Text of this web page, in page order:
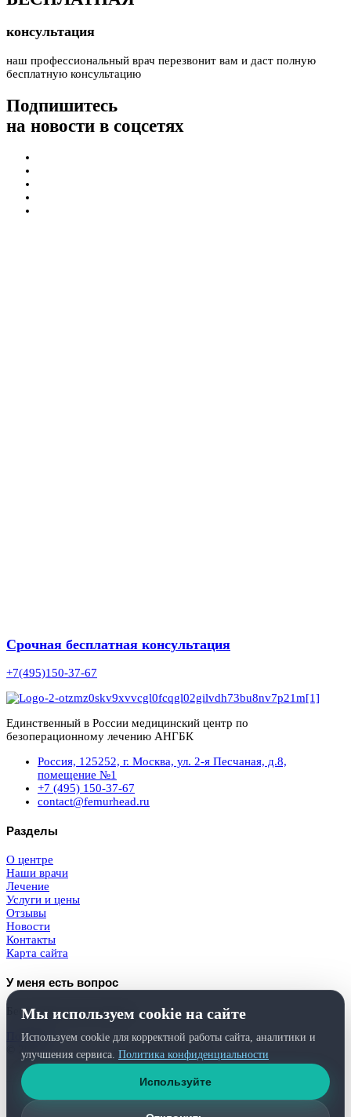
консультация
наш профессиональный врач перезвонит вам и даст полную
бесплатную консультацию
Подпишитесь
на новости в соцсетях
Срочная бесплатная консультация
+7(495)150-37-67
Единственный в России медицинский центр по
безоперационному лечению АНГБК
Россия, 125252, г. Москва, ул. 2-я Песчаная, д.8,
помещение №1
+7 (495) 150-37-67
contact@femurhead.ru
Разделы
О центре
Наши врачи
Лечение
Услуги и цены
Отзывы
Новости
Контакты
Карта сайта
У меня есть вопрос
Бесплатная консультация
Получить
© 2026Femurhead.ru . Права защищены.
Политика конфиденциальностии
обработки персональных данных
Мы используем cookie на сайте
Используем cookie для корректной работы сайта, аналитики и
улучшения сервиса. Политика конфиденциальности
Используйте